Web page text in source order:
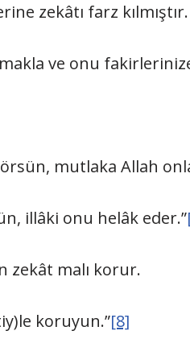
zekâtı farz
ve onu
mutlaka Allah
illâki onu helâk eder.”
zekât malı korur.
koruyun.”[8]